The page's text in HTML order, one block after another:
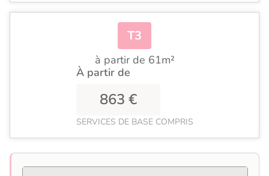
T3
à partir de 61m²
À partir de
863 €
SERVICES DE BASE COMPRIS